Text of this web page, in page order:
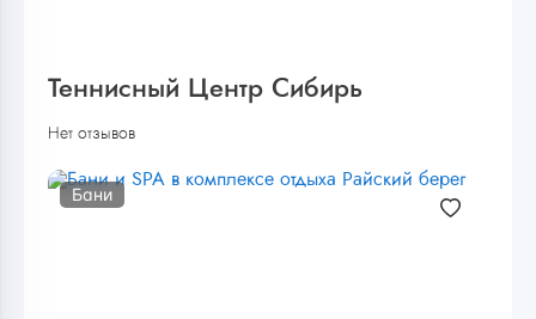
Теннисный Центр Сибирь
Нет отзывов
Бани